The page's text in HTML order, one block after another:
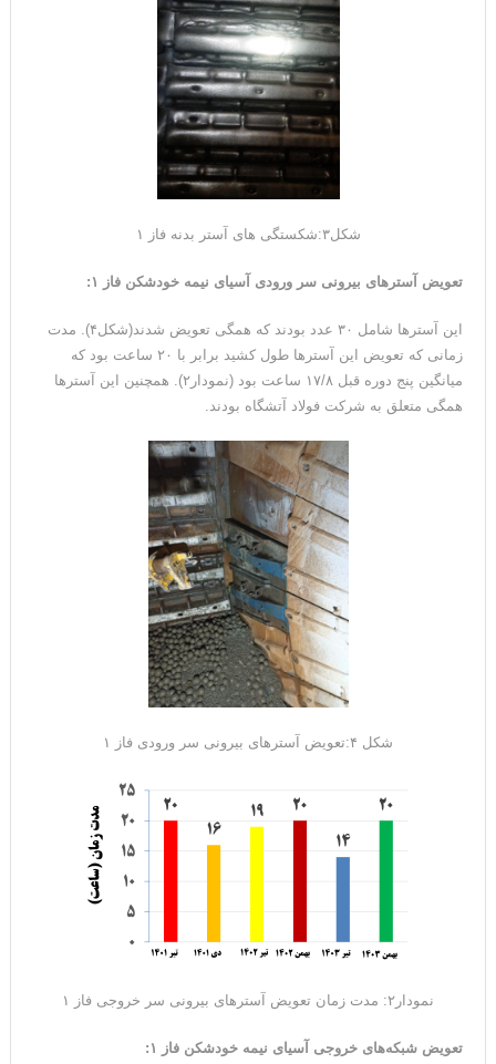
شکل۳:شکستگی های آستر بدنه فاز ۱
تعویض آسترهای بیرونی سر ورودی آسیای نیمه خودشکن فاز ۱ :
این آسترها شامل ۳۰ عدد بودند که همگی تعویض شدند(شکل۴). مدت
زمانی که تعویض این آستر‌ها طول کشید برابر با ۲۰ ساعت بود که
میانگین پنج دوره قبل ۱۷/۸ ساعت بود (نمودار۲). همچنین این آسترها
همگی متعلق به شرکت فولاد آتشگاه بودند.
شکل ۴:تعویض آسترهای بیرونی سر ورودی فاز ۱
نمودار۲: مدت زمان تعویض آسترهای بیرونی سر خروجی فاز ۱
تعویض شبکه‌های خروجی آسیای نیمه خودشکن فاز ۱ :